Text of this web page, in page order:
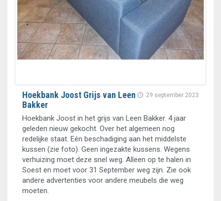
29 september 2023
Hoekbank Joost Grijs van Leen
Bakker
Hoekbank Joost in het grijs van Leen Bakker. 4 jaar
geleden nieuw gekocht. Over het algemeen nog
redelijke staat. Eén beschadiging aan het middelste
kussen (zie foto). Geen ingezakte kussens. Wegens
verhuizing moet deze snel weg. Alleen op te halen in
Soest en moet voor 31 September weg zijn. Zie ook
andere advertenties voor andere meubels die weg
moeten.